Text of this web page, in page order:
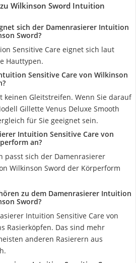
Wilkinson Sword Intuition
sich der Damenrasierer Intuition
Sword?
Sensitive Care eignet sich laut
Hauttypen.
Sensitive Care von Wilkinson
keinen Gleitstreifen. Wenn Sie darauf
Gillette Venus Deluxe Smooth
für Sie geeignet sein.
Intuition Sensitive Care von
an?
passt sich der Damenrasierer
Wilkinson Sword der Körperform
zu dem Damenrasierer Intuition
Sword?
Intuition Sensitive Care von
Rasierköpfen. Das sind mehr
anderen Rasierern aus